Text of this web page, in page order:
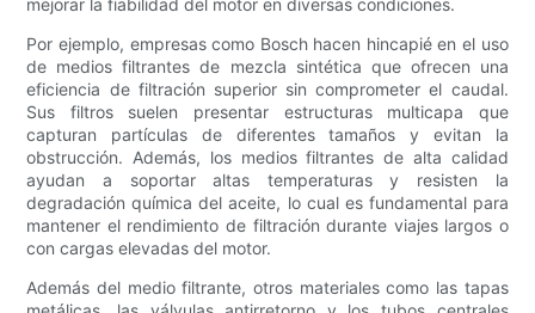
mejorar la fiabilidad del motor en diversas condiciones.
Por ejemplo, empresas como Bosch hacen hincapié en el uso
de medios filtrantes de mezcla sintética que ofrecen una
eficiencia de filtración superior sin comprometer el caudal.
Sus filtros suelen presentar estructuras multicapa que
capturan partículas de diferentes tamaños y evitan la
obstrucción. Además, los medios filtrantes de alta calidad
ayudan a soportar altas temperaturas y resisten la
degradación química del aceite, lo cual es fundamental para
mantener el rendimiento de filtración durante viajes largos o
con cargas elevadas del motor.
Además del medio filtrante, otros materiales como las tapas